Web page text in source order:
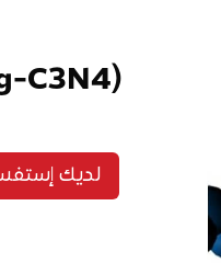
C3N4)
لديك